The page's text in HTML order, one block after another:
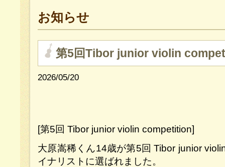
お知らせ
第5回Tibor junior violin
2026/05/20
[第5回 Tibor junior violin competition]
大原嵩稀くん14歳が第5回 Tibor junior
イナリストに選ばれました。